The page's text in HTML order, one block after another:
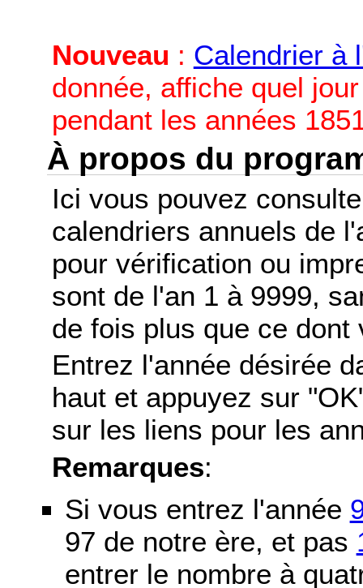
Nouveau : Calendrier à
donnée, affiche quel
pendant les années
À propos du
Ici vous pouvez
calendriers annuels de
pour vérification ou
sont de l'an 1 à 9999,
de fois plus que ce dont
Entrez l'année désirée
haut et appuyez sur
sur les liens pour les
Remarques:
Si vous entrez l'année
97 de notre ère, et pas
entrer le nombre à